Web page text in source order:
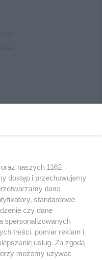
korzystania z portali
sięz nami
naszych 1162
dostęp i przechowujemy
dane
standardowe
czy dane
spersonalizowanych
treści, pomiar reklam i
usług. Za zgodą
możemy używać